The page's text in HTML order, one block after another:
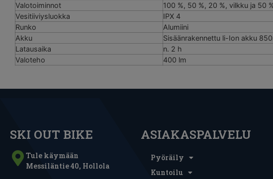
Valotoiminnot
100 %, 50 %, 20 %, vilkku ja 50
Vesitiiviysluokka
IPX 4
Runko
Alumiini
Akku
Sisäänrakennettu li-Ion akku
Latausaika
n. 2 h
Valoteho
400 lm
SKI OUT BIKE
Tule käymään
Messiläntie 40, Hollola
ASIAKASPALVELU
Pyöräily
Kuntoilu